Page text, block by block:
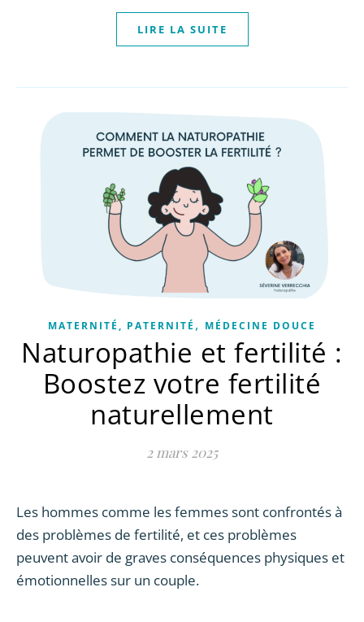
LIRE LA SUITE
MATERNITÉ, PATERNITÉ , MÉDECINE DOUCE
Naturopathie et fertilité :
Boostez votre fertilité
naturellement
2 mars 2025
Les hommes comme les femmes sont confrontés à
des problèmes de fertilité, et ces problèmes
peuvent avoir de graves conséquences physiques et
émotionnelles sur un couple.